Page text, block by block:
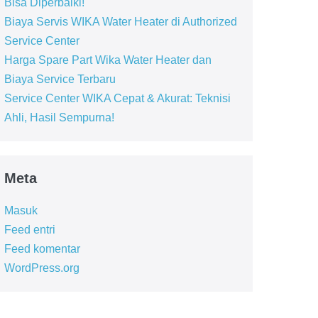
Bisa Diperbaiki!
Biaya Servis WIKA Water Heater di Authorized
Service Center
Harga Spare Part Wika Water Heater dan
Biaya Service Terbaru
Service Center WIKA Cepat & Akurat: Teknisi
Ahli, Hasil Sempurna!
Meta
Masuk
Feed entri
Feed komentar
WordPress.org